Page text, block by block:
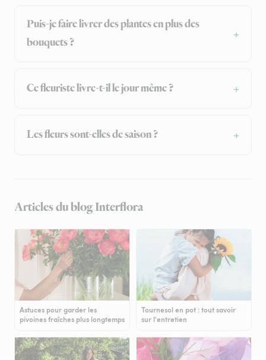
Puis-je faire livrer des plantes en plus des
bouquets ?
Ce fleuriste livre-t-il le jour même ?
Les fleurs sont-elles de saison ?
Articles du blog Interflora
Astuces pour garder les
pivoines fraîches plus longtemps
Tournesol en pot : tout savoir
sur l'entretien